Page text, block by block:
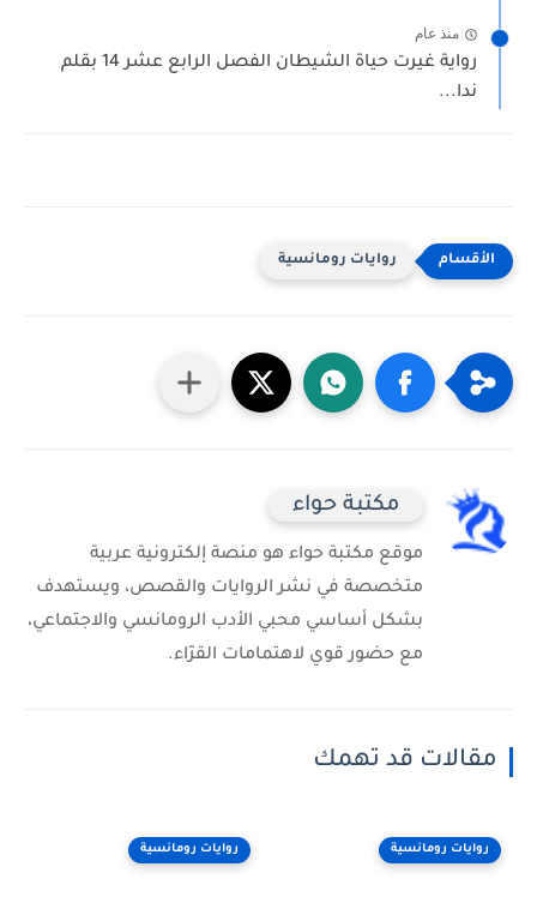
منذ عام
رواية غيرت حياة الشيطان الفصل الرابع عشر 14 بقلم
ندا...
روايات رومانسية
مكتبة حواء
موقع مكتبة حواء هو منصة إلكترونية عربية
متخصصة في نشر الروايات والقصص، ويستهدف
بشكل أساسي محبي الأدب الرومانسي والاجتماعي،
مع حضور قوي لاهتمامات القرّاء.
مقالات قد تهمك
روايات رومانسية روايات رومانسية